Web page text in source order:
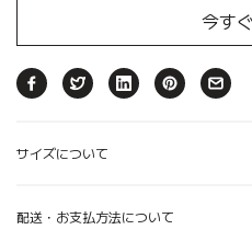
今す
サイズについて
配送・お支払方法について